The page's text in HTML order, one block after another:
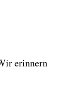
erinnern